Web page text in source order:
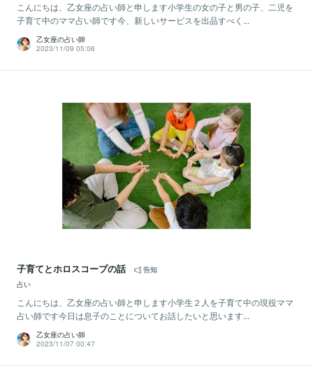
こんにちは、乙女座の占い師と申します小学生の女の子と男の子、二児を
子育て中のママ占い師です今、新しいサービスを出品すべく...
乙女座の占い師
2023/11/09 05:06
子育てとホロスコープの話
告知
占い
こんにちは、乙女座の占い師と申します小学生２人を子育て中の現役ママ
占い師です今日は息子のことについてお話したいと思います...
乙女座の占い師
2023/11/07 00:47